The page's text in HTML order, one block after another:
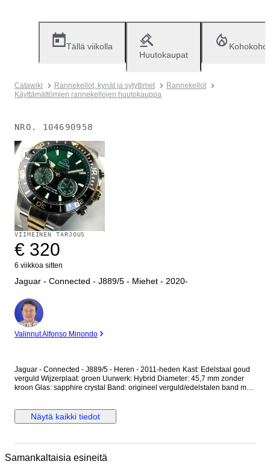
Tällä viikolla
Huutokaupat
Catawiki Rannekellot, kynät ja sytyttimet
Rannekellot
Käyttämättömien rannekellojen huutokauppa
NRO. 104690958
Myyty
VIIMEINEN TARJOUS
€ 320
6 viikkoa sitten
Jaguar - Connected - J889/5 - Miehet - 2020-
asiantuntija
Valinnut Alfonso Minondo
Jaguar - Connected - J889/5 - Heren - 2011-heden Kast: Edelstaal goud
verguld Wijzerplaat: groen Uurwerk: Hybrid Diameter: 45,7 mm zonder
kroon Glas: sapphire crystal Band: origineel verguld/edelstalen band met
horloge wordt aangetekend en verzekerd verstuurd (DHL-express).
Näytä kaikki tiedot
Samankaltaisia esineitä